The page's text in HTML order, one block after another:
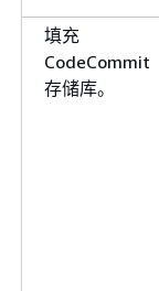
填充
CodeCommit
存储库。